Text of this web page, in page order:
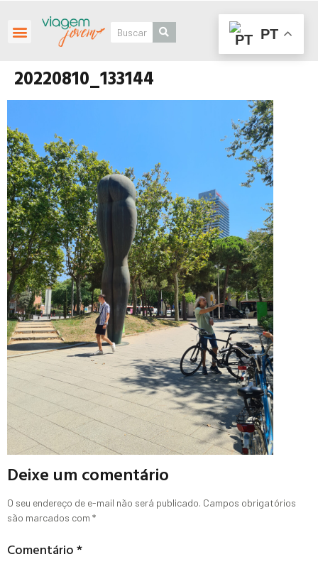
20220810_133144
Deixe um comentário
O seu endereço de e-mail não será publicado. Campos obrigatórios
são marcados com *
Comentário*
PT